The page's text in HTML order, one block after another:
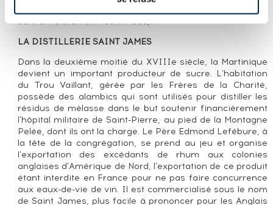
finalement en retrouver (les années 1946, 1947 et 1949
sont officiellement identifiées).
LA DISTILLERIE SAINT JAMES
Dans la deuxième moitié du XVIIIe siècle, la Martinique
devient un important producteur de sucre. L'habitation
du Trou Vaillant, gérée par les Frères de la Charité,
possède des alambics qui sont utilisés pour distiller les
résidus de mélasse dans le but soutenir financièrement
l'hôpital militaire de Saint-Pierre, au pied de la Montagne
Pelée, dont ils ont la charge. Le Père Edmond Lefébure, à
la tête de la congrégation, se prend au jeu et organise
l'exportation des excédants de rhum aux colonies
anglaises d'Amérique de Nord, l'exportation de ce produit
étant interdite en France pour ne pas faire concurrence
aux eaux-de-vie de vin. Il est commercialisé sous le nom
de Saint James, plus facile à prononcer pour les Anglais